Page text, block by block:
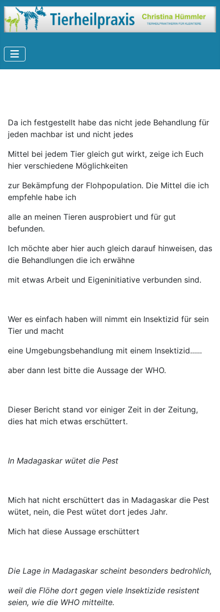
Da ich festgestellt habe das nicht jede Behandlung für
jeden machbar ist und nicht jedes
Mittel bei jedem Tier gleich gut wirkt, zeige ich Euch
hier verschiedene Möglichkeiten
zur Bekämpfung der Flohpopulation. Die Mittel die ich
empfehle habe ich
alle an meinen Tieren ausprobiert und für gut
befunden.
Ich möchte aber hier auch gleich darauf hinweisen, das
die Behandlungen die ich erwähne
mit etwas Arbeit und Eigeninitiative verbunden sind.
Wer es einfach haben will nimmt ein Insektizid für sein
Tier und macht
eine Umgebungsbehandlung mit einem Insektizid......
aber dann lest bitte die Aussage der WHO.
Dieser Bericht stand vor einiger Zeit in der Zeitung,
dies hat mich etwas erschüttert.
In Madagaskar wütet die Pest
Mich hat nicht erschüttert das in Madagaskar die Pest
wütet, nein, die Pest wütet dort jedes Jahr.
Mich hat diese Aussage erschüttert
Die Lage in Madagaskar scheint besonders bedrohlich,
weil die Flöhe dort gegen viele Insektizide resistent
seien, wie die WHO mitteilte.